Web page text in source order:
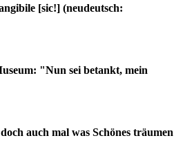
[sic!] (neudeutsch:
"Nun sei betankt, mein
auch mal was Schönes träumen